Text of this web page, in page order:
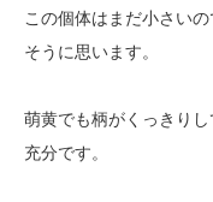
この個体はまだ小さい
そうに思います。
萌黄でも柄がくっきり
充分です。